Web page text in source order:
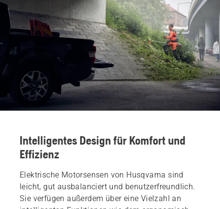
Intelligentes Design für Komfort und
Effizienz
Elektrische Motorsensen von Husqvarna sind
leicht, gut ausbalanciert und benutzerfreundlich.
Sie verfügen außerdem über eine Vielzahl an